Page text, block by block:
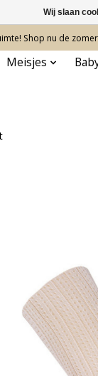
Shop nu de
Meisjes
Wij slaan